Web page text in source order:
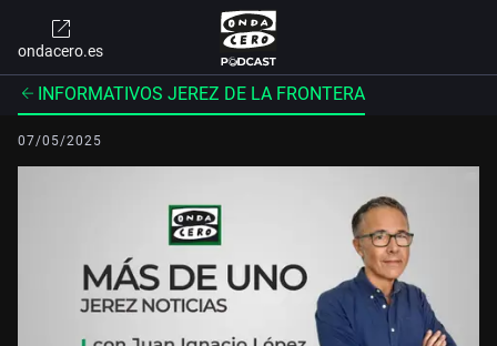
ondacero.es
INFORMATIVOS JEREZ DE LA FRONTERA
07/05/2025